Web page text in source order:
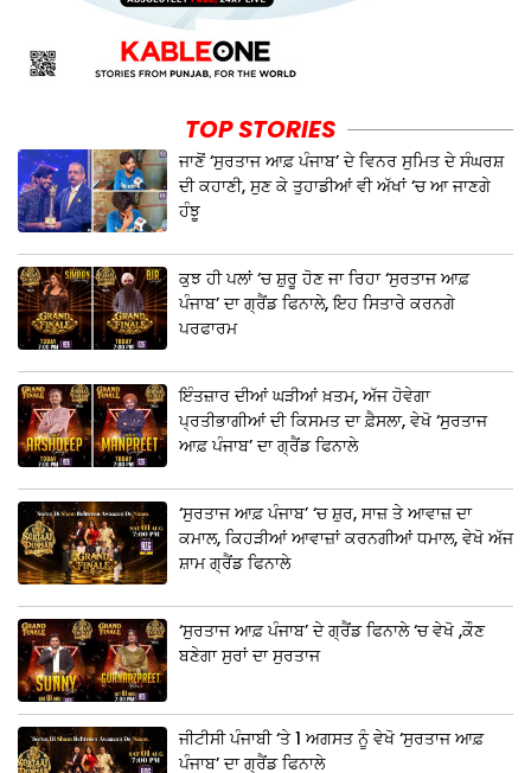
TOP STORIES
ਜਾਣੋਂ ‘ਸੁਰਤਾਜ ਆਫ਼ ਪੰਜਾਬ’ ਦੇ ਵਿਨਰ ਸੁਮਿਤ ਦੇ ਸੰਘਰਸ਼
ਦੀ ਕਹਾਣੀ, ਸੁਣ ਕੇ ਤੁਹਾਡੀਆਂ ਵੀ ਅੱਖਾਂ ‘ਚ ਆ ਜਾਣਗੇ
ਹੰਝੂ
ਕੁਝ ਹੀ ਪਲਾਂ ‘ਚ ਸ਼ੁਰੂ ਹੋਣ ਜਾ ਰਿਹਾ ‘ਸੁਰਤਾਜ ਆਫ਼
ਪੰਜਾਬ’ ਦਾ ਗ੍ਰੈਂਡ ਫਿਨਾਲੇ, ਇਹ ਸਿਤਾਰੇ ਕਰਨਗੇ
ਪਰਫਾਰਮ
ਇੰਤਜ਼ਾਰ ਦੀਆਂ ਘੜੀਆਂ ਖ਼ਤਮ, ਅੱਜ ਹੋਵੇਗਾ
ਪ੍ਰਤੀਭਾਗੀਆਂ ਦੀ ਕਿਸਮਤ ਦਾ ਫ਼ੈਸਲਾ, ਵੇਖੋ ‘ਸੁਰਤਾਜ
ਆਫ਼ ਪੰਜਾਬ’ ਦਾ ਗ੍ਰੈਂਡ ਫਿਨਾਲੇ
‘ਸੁਰਤਾਜ ਆਫ਼ ਪੰਜਾਬ’ ‘ਚ ਸ਼ੁਰ, ਸਾਜ਼ ਤੇ ਆਵਾਜ਼ ਦਾ
ਕਮਾਲ, ਕਿਹੜੀਆਂ ਆਵਾਜ਼ਾਂ ਕਰਨਗੀਆਂ ਧਮਾਲ, ਵੇਖੋ ਅੱਜ
ਸ਼ਾਮ ਗ੍ਰੈਂਡ ਫਿਨਾਲੇ
‘ਸੁਰਤਾਜ ਆਫ਼ ਪੰਜਾਬ’ ਦੇ ਗ੍ਰੈਂਡ ਫਿਨਾਲੇ ‘ਚ ਵੇਖੋ ,ਕੌਣ
ਬਣੇਗਾ ਸੁਰਾਂ ਦਾ ਸੁਰਤਾਜ
ਜੀਟੀਸੀ ਪੰਜਾਬੀ ‘ਤੇ 1 ਅਗਸਤ ਨੂੰ ਵੇਖੋ ‘ਸੁਰਤਾਜ ਆਫ਼
ਪੰਜਾਬ’ ਦਾ ਗ੍ਰੈਂਡ ਫਿਨਾਲੇ